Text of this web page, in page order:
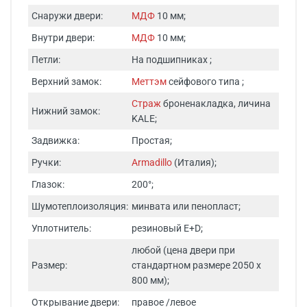
Снаружи двери: МДФ 10 мм;
Внутри двери:
МДФ 10 мм;
Петли:
На подшипниках ;
Верхний замок:
Меттэмсейфового типа ;
Нижний замок:
Страж броненакладка, личина
KALE;
Задвижка:
Простая;
Ручки:
Armadillo (Италия);
Глазок:
200°;
Шумотеплоизоляция: минвата или пенопласт;
Уплотнитель:
резиновый E+D;
Размер:
любой (цена двери при
стандартном размере 2050 х
800 мм);
Открывание двери:
правое /левое